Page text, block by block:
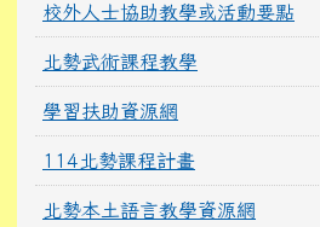
校外人士協助教學或活動要點
北勢武術課程教學
學習扶助資源網
114北勢課程計畫
北勢本土語言教學資源網